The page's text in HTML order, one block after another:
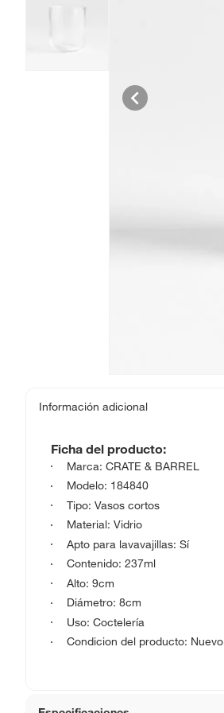
Información adicional
Ficha del producto:
Marca: CRATE & BARREL
Modelo: 184840
Tipo: Vasos cortos
Material: Vidrio
Apto para lavavajillas: Sí
Contenido: 237ml
Alto: 9cm
Diámetro: 8cm
Uso: Coctelería
Condicion del producto: Nuevo